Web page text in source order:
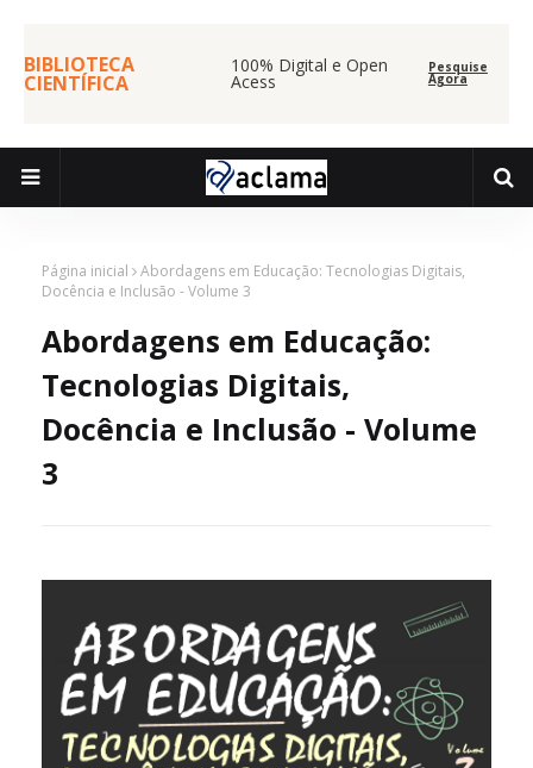
BIBLIOTECA
CIENTÍFICA
100% Digital e Open
Acess
Pesquise
Agora
Página inicial
Abordagens em Educação: Tecnologias Digitais,
Docência e Inclusão - Volume 3
Abordagens em Educação:
Tecnologias Digitais,
Docência e Inclusão - Volume
3